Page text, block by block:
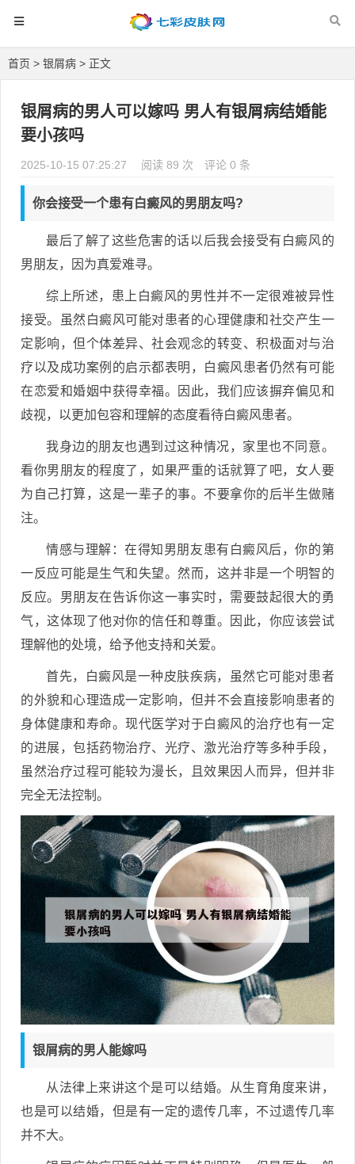
首页 > 银屑病 > 正文
银屑病的男人可以嫁吗 男人有银屑病结婚能
要小孩吗
2025-10-15 07:25:27 阅读 89 次 评论 0 条
你会接受一个患有白癜风的男朋友吗?
最后了解了这些危害的话以后我会接受有白癜风的
男朋友，因为真爱难寻。
综上所述，患上白癜风的男性并不一定很难被异性
接受。虽然白癜风可能对患者的心理健康和社交产生一
定影响，但个体差异、社会观念的转变、积极面对与治
疗以及成功案例的启示都表明，白癜风患者仍然有可能
在恋爱和婚姻中获得幸福。因此，我们应该摒弃偏见和
歧视，以更加包容和理解的态度看待白癜风患者。
我身边的朋友也遇到过这种情况，家里也不同意。
看你男朋友的程度了，如果严重的话就算了吧，女人要
为自己打算，这是一辈子的事。不要拿你的后半生做赌
注。
情感与理解：在得知男朋友患有白癜风后，你的第
一反应可能是生气和失望。然而，这并非是一个明智的
反应。男朋友在告诉你这一事实时，需要鼓起很大的勇
气，这体现了他对你的信任和尊重。因此，你应该尝试
理解他的处境，给予他支持和关爱。
首先，白癜风是一种皮肤疾病，虽然它可能对患者
的外貌和心理造成一定影响，但并不会直接影响患者的
身体健康和寿命。现代医学对于白癜风的治疗也有一定
的进展，包括药物治疗、光疗、激光治疗等多种手段，
虽然治疗过程可能较为漫长，且效果因人而异，但并非
完全无法控制。
银屑病的男人能嫁吗
从法律上来讲这个是可以结婚。从生育角度来讲，
也是可以结婚，但是有一定的遗传几率，不过遗传几率
并不大。